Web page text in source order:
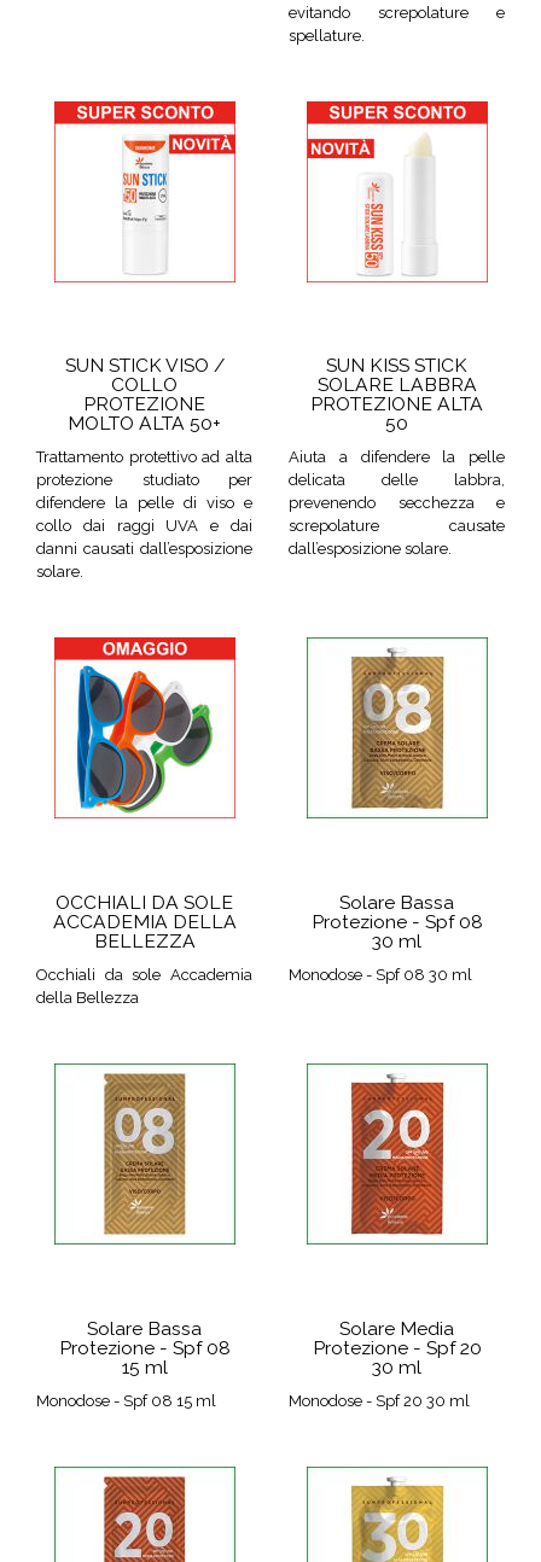
evitando screpolature e
spellature.
SUN STICK VISO /
COLLO
PROTEZIONE
MOLTO ALTA 50+
Trattamento protettivo ad alta
protezione studiato per
difendere la pelle di viso e
collo dai raggi UVA e dai
danni causati dall’esposizione
solare.
SUN KISS STICK
SOLARE LABBRA
PROTEZIONE ALTA
50
Aiuta a difendere la pelle
delicata delle labbra,
prevenendo secchezza e
screpolature causate
dall’esposizione solare.
OCCHIALI DA SOLE
ACCADEMIA DELLA
BELLEZZA
Occhiali da sole Accademia
della Bellezza
Solare Bassa
Protezione - Spf 08
30 ml
Monodose - Spf 08 30 ml
Solare Bassa
Protezione - Spf 08
15 ml
Monodose - Spf 08 15 ml
Solare Media
Protezione - Spf 20
30 ml
Monodose - Spf 20 30 ml